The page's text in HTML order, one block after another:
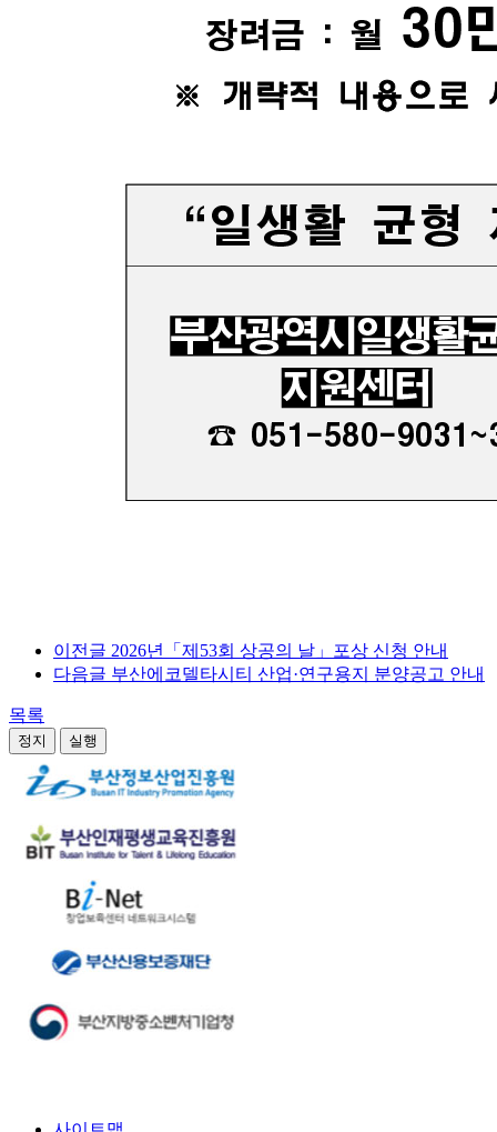
이전글 2026년「제53회 상공의 날」포상 신청 안내
다음글 부산에코델타시티 산업·연구용지 분양공고 안내
목록
정지 실행